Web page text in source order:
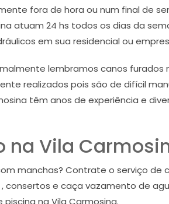
fora de hora ou num final de
atuam 24 hs todos os dias da
em sua residencial ou
lembramos canos furados
realizados pois são de difícil
têm anos de experiência e
na Vila
manchas? Contrate o serviço de
e caça vazamento de
na Vila Carmosina.